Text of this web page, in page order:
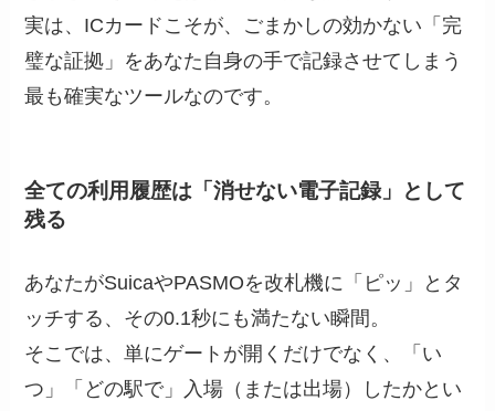
実は、ICカードこそが、ごまかしの効かない「完
璧な証拠」をあなた自身の手で記録させてしまう
最も確実なツールなのです。
全ての利用履歴は「消せない電子記録」として
残る
あなたがSuicaやPASMOを改札機に「ピッ」とタ
ッチする、その0.1秒にも満たない瞬間。
そこでは、単にゲートが開くだけでなく、「い
つ」「どの駅で」入場（または出場）したかとい